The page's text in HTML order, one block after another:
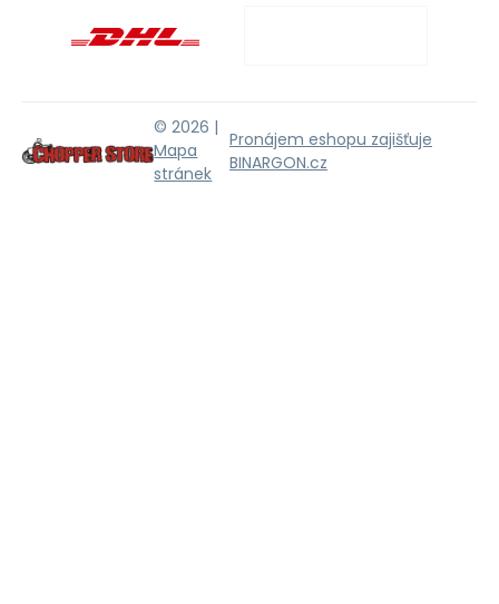
© 2026 |
Mapa
stránek
Pronájem eshopu zajišťuje
BINARGON.cz